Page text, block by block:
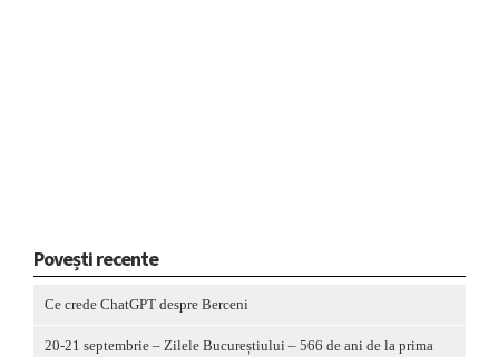
Povești recente
Ce crede ChatGPT despre Berceni
20-21 septembrie – Zilele Bucureștiului – 566 de ani de la prima